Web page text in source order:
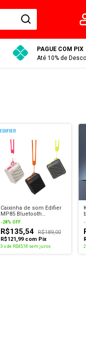
RASTREAR PEDIDO
PAGUE COM PIX
Até 10% de
Caixinha de som Edifier
MP85 Bluetooth
Camping
-28% OFF
R$135,54
R$189,00
R$121,99 com Pix
3 x de R$45,18 sem juros
-
2